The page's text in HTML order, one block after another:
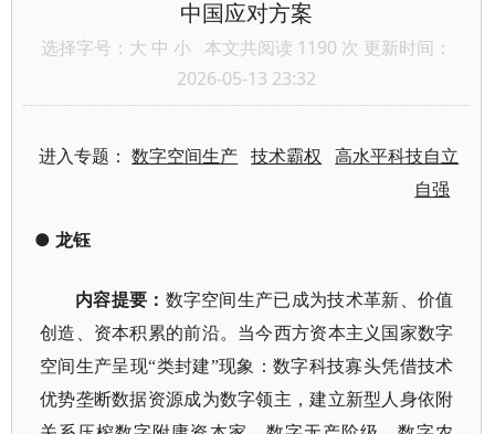
中国应对方案
选择字号： 大 中 小 本文共阅读 1190 次 更新时间：
2026-05-13 23:32
进入专题：数字空间生产 技术霸权
高水平科技自立
自强
● 龙钰
内容提要： 数字空间生产已成为技术革新、价值
创造、资本积累的前沿。当今西方资本主义国家数字
空间生产呈现“类封建”现象：数字科技寡头凭借技术
优势垄断数据资源成为数字领主，建立新型人身依附